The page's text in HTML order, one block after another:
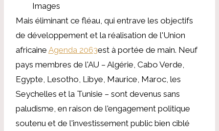
Images
Mais éliminant ce fléau, qui entrave les objectifs
de développement et la réalisation de l'Union
africaine Agenda 2063est à portée de main. Neuf
pays membres de l'AU – Algérie, Cabo Verde,
Egypte, Lesotho, Libye, Maurice, Maroc, les
Seychelles et la Tunisie – sont devenus sans
paludisme, en raison de l'engagement politique
soutenu et de l'investissement public bien ciblé